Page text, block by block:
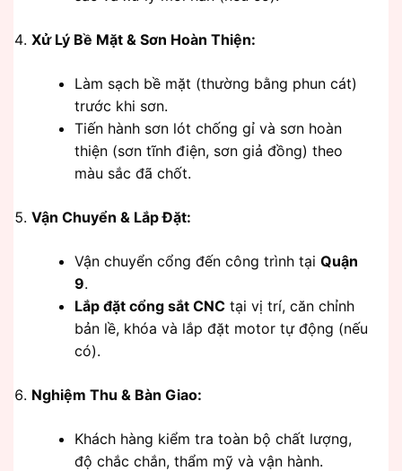
Xử Lý Bề Mặt & Sơn Hoàn Thiện:
Làm sạch bề mặt (thường bằng phun cát)
trước khi sơn.
Tiến hành sơn lót chống gỉ và sơn hoàn
thiện (sơn tĩnh điện, sơn giả đồng) theo
màu sắc đã chốt.
Vận Chuyển & Lắp Đặt:
Vận chuyển cổng đến công trình tại Quận
9.
Lắp đặt cổng sắt CNC tại vị trí, căn chỉnh
bản lề, khóa và lắp đặt motor tự động (nếu
có).
Nghiệm Thu & Bàn Giao:
Khách hàng kiểm tra toàn bộ chất lượng,
độ chắc chắn, thẩm mỹ và vận hành.